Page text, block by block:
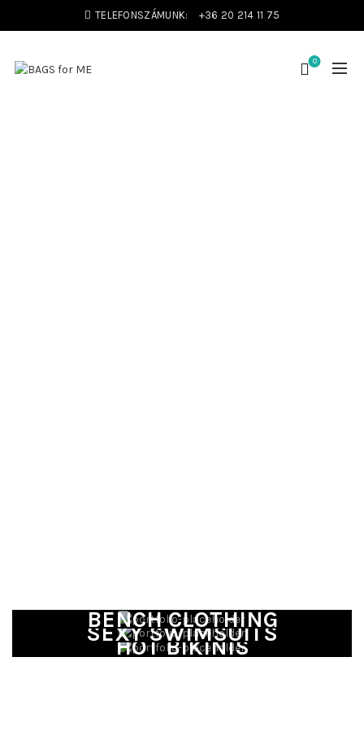
TELEFONSZÁMUNK: +36 20 214 11 75
0
HOT BIKINIS
SEXY SWIMSUITS
BENCH CLOTHING